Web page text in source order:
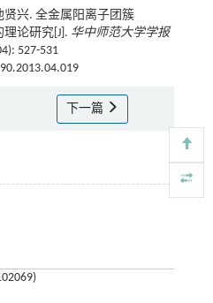
贤兴. 全金属阳离子团簇
理论研究[J]. 华中师范大学学报
527-531
下一篇